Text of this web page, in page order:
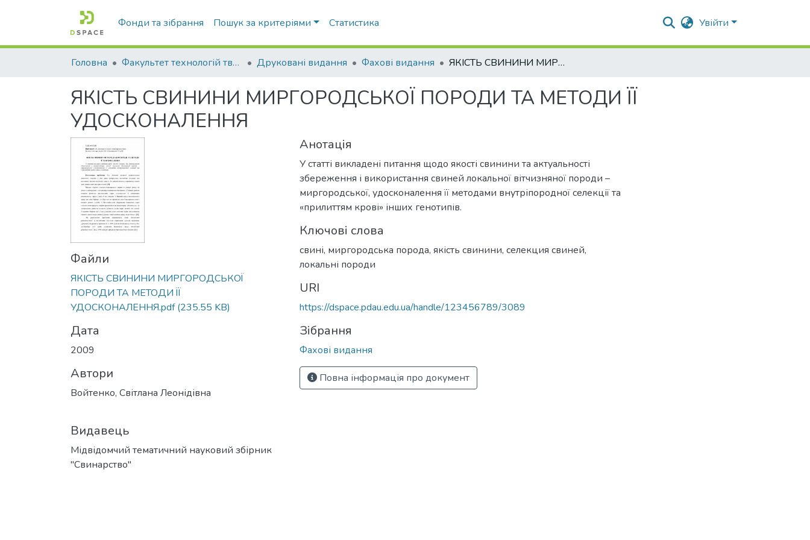
Фонди та зібрання Пошук за критеріями Статистика Увійти
Головна Факультет технологій тваринництва та продовольства Друковані видання Фахові видання ЯКІСТЬ СВИНИНИ МИРГОРОДСЬКОЇ ПОРОДИ ТА МЕТОДИ ЇЇ УДОСКОНАЛЕННЯ
ЯКІСТЬ СВИНИНИ МИРГОРОДСЬКОЇ ПОРОДИ ТА МЕТОДИ ЇЇ
УДОСКОНАЛЕННЯ
Файли
ЯКІСТЬ СВИНИНИ МИРГОРОДСЬКОЇ
ПОРОДИ ТА МЕТОДИ ЇЇ
УДОСКОНАЛЕННЯ.pdf(235.55 KB)
Дата
2009
Автори
Войтенко, Світлана Леонідівна
Видавець
Мідвідомчий тематичний науковий збірник
"Свинарство"
Анотація
У статті викладені питання щодо якості свинини та актуальності
збереження і використання свиней локальної вітчизняної породи –
миргородської, удосконалення її методами внутріпородної селекції та
«прилиттям крові» інших генотипів.
Ключові слова
свині, миргородська порода, якість свинини, селекция свиней,
локальні породи
URI
https://dspace.pdau.edu.ua/handle/123456789/3089
Зібрання
Фахові видання
Повна інформація про документ